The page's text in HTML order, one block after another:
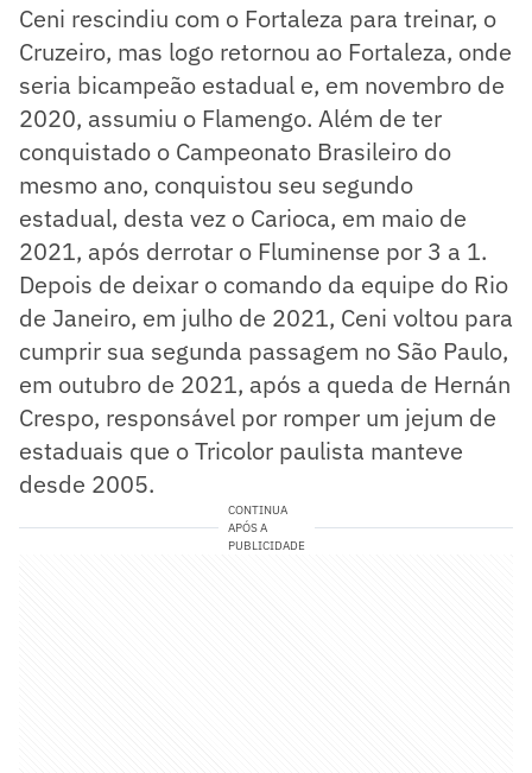
Ceni rescindiu com o Fortaleza para treinar, o
Cruzeiro, mas logo retornou ao Fortaleza, onde
seria bicampeão estadual e, em novembro de
2020, assumiu o Flamengo. Além de ter
conquistado o Campeonato Brasileiro do
mesmo ano, conquistou seu segundo
estadual, desta vez o Carioca, em maio de
2021, após derrotar o Fluminense por 3 a 1.
Depois de deixar o comando da equipe do Rio
de Janeiro, em julho de 2021, Ceni voltou para
cumprir sua segunda passagem no São Paulo,
em outubro de 2021, após a queda de Hernán
Crespo, responsável por romper um jejum de
estaduais que o Tricolor paulista manteve
desde 2005.
CONTINUA
APÓS A
PUBLICIDADE